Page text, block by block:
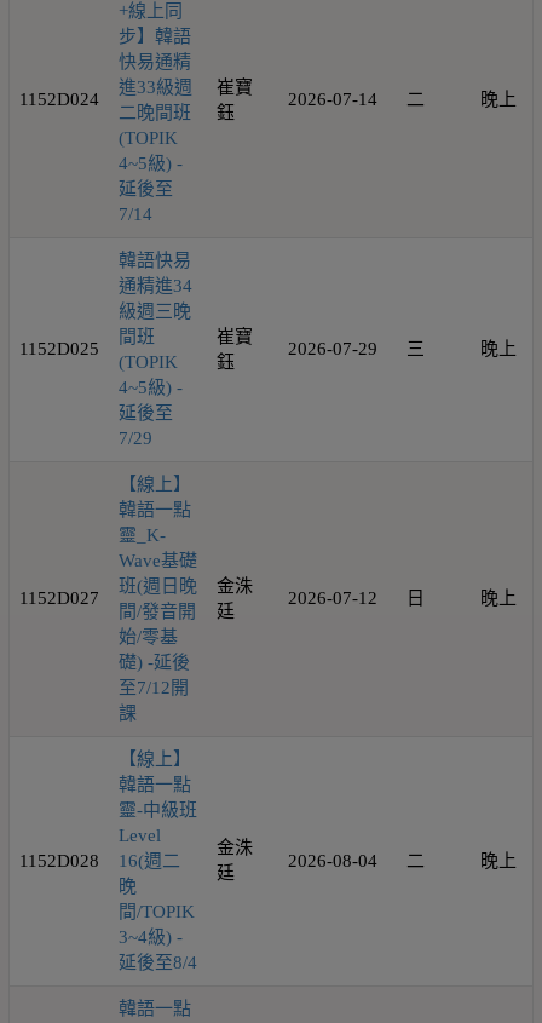
1152D024
+線上同
步】韓語
快易通精
進33級週
二晚間班
(TOPIK
4~5級) -
延後至
7/14
崔寶
鈺
2026-07-14 二 晚上
1152D025
韓語快易
通精進34
級週三晚
間班
(TOPIK
4~5級) -
延後至
7/29
崔寶
鈺
2026-07-29 三 晚上
1152D027
【線上】
韓語一點
靈_K-
Wave基礎
班(週日晚
間/發音開
始/零基
礎) -延後
至7/12開
課
金洙
廷
2026-07-12 日 晚上
1152D028
【線上】
韓語一點
靈-中級班
Level
16(週二
晚
間/TOPIK
3~4級) -
延後至8/4
金洙
廷
2026-08-04 二 晚上
韓語一點